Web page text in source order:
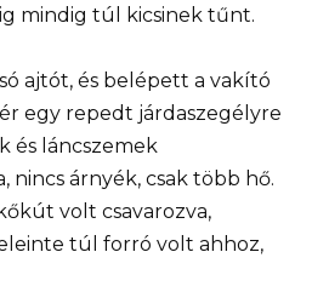
mindig túl kicsinek tűnt.
ajtót, és belépett a vakító
egy repedt járdaszegélyre
és láncszemek
nincs árnyék, csak több hő.
volt csavarozva,
túl forró volt ahhoz,